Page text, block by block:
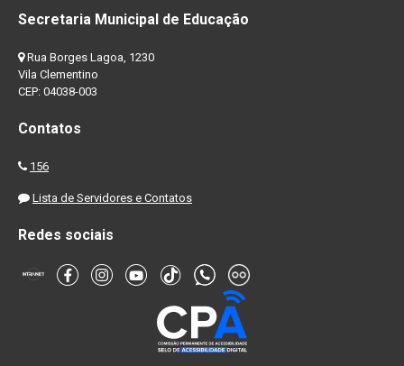
Secretaria Municipal de Educação
Rua Borges Lagoa, 1230
Vila Clementino
CEP: 04038-003
Contatos
156
Lista de Servidores e Contatos
Redes sociais